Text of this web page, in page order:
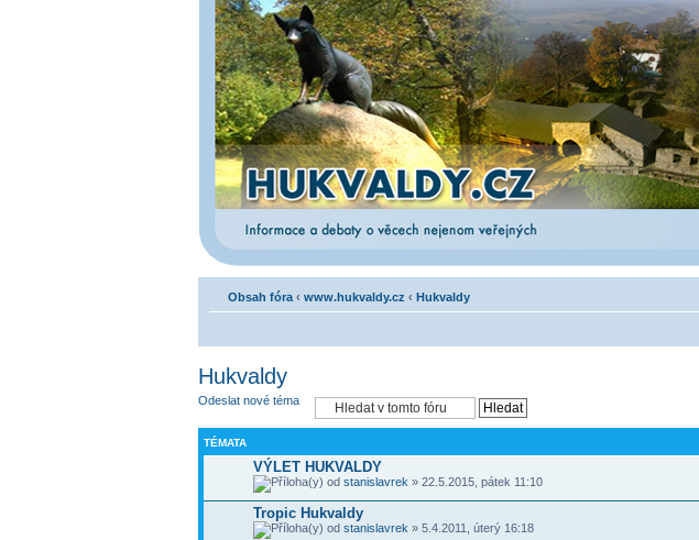
Obsah fóra ‹ www.hukvaldy.cz ‹ Hukvaldy
Hukvaldy
Odeslat nové téma
TÉMATA
VÝLET HUKVALDY
od stanislavrek » 22.5.2015, pátek 11:10
Tropic Hukvaldy
od stanislavrek » 5.4.2011, úterý 16:18